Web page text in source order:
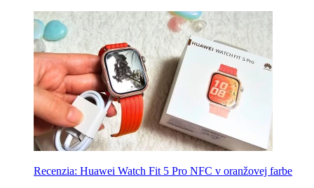
Recenzia: Huawei Watch Fit 5 Pro NFC v oranžovej farbe